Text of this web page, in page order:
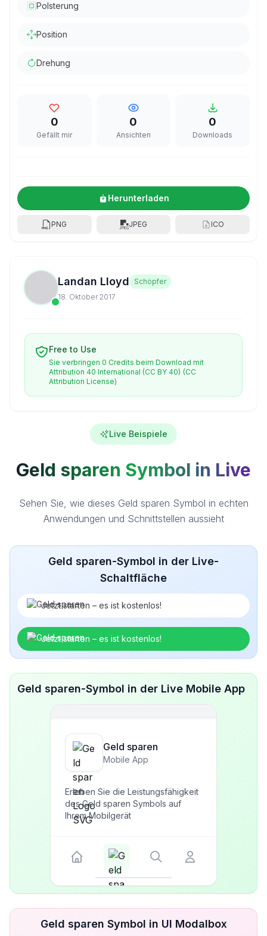
Polsterung
Position
Drehung
0
Gefällt mir
0
Ansichten
0
Downloads
Herunterladen
PNG JPEG ICO
Landan Lloyd
Schöpfer
18. Oktober 2017
Free to Use
Sie verbringen 0 Credits beim Download mit
Attribution 40 International (CC BY 40) (CC
Attribution License)
Live Beispiele
Geld sparen Symbol in Live
Sehen Sie, wie dieses Geld sparen Symbol in echten
Anwendungen und Schnittstellen aussieht
Geld sparen-Symbol in der Live-
Schaltfläche
Jetzt starten – es ist kostenlos!
Jetzt starten – es ist kostenlos!
Geld sparen-Symbol in der Live Mobile App
Geld sparen
Mobile App
Erleben Sie die Leistungsfähigkeit
des Geld sparen Symbols auf
Ihrem Mobilgerät
Geld sparen Symbol in UI Modalbox